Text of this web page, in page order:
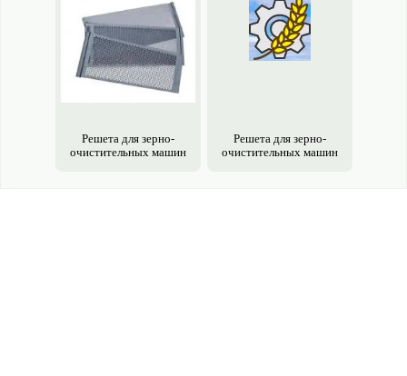
Решета для зерно­
очистительных машин
Решета для зерно­
очистительных машин